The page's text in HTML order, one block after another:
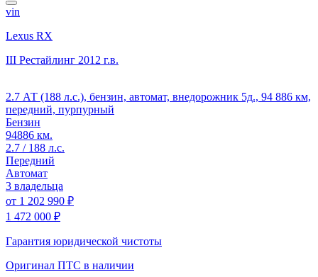
vin
Lexus RX
III Рестайлинг 2012 г.в.
2.7 АТ (188 л.с.), бензин, автомат, внедорожник 5д., 94 886 км,
передний, пурпурный
Бензин
94886 км.
2.7 / 188 л.с.
Передний
Автомат
3 владельца
от 1 202 990 ₽
1 472 000 ₽
Гарантия юридической чистоты
Оригинал ПТС в наличии